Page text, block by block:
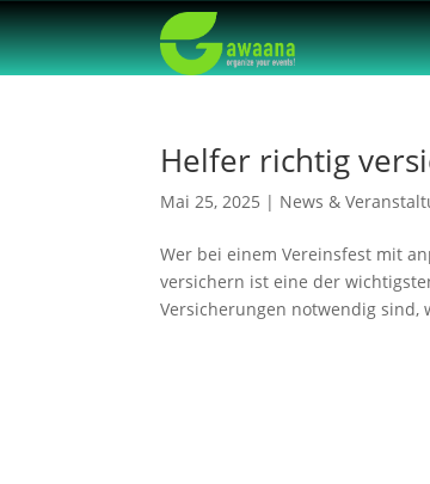
Helfer richtig
Mai 25, 2025 | News &
Wer bei einem Vereinsfest mit
versichern ist eine der
Versicherungen notwendig sind,